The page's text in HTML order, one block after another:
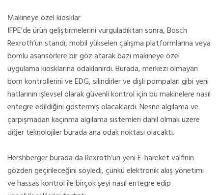
Makineye özel kiosklar
IFPE'de ürün geliştirmelerini vurguladıktan sonra, Bosch
Rexroth’un standı, mobil yükselen çalışma platformlarına veya
bomlu asansörlere bir göz atarak bazı makineye özel
uygulama kiosklarına odaklanırdı. Burada, merkezi olmayan
bom kontrollerini ve EDG, silindirler ve dişli pompaları gibi yeni
hatlarının işlevsel olarak güvenli kontrol için bu makinelere nasıl
entegre edildiğini göstermiş olacaklardı. Nesne algılama ve
çarpışmadan kaçınma algılama sistemleri dahil olmak üzere
diğer teknolojiler burada ana odak noktası olacaktı.
Hershberger burada da Rexroth’un yeni E-hareket valfinin
gözden geçirileceğini söyledi, çünkü elektronik akış yönetimi
ve hassas kontrol ile birçok şeyi nasıl entegre edip